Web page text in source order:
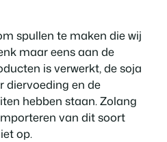
spullen te maken die wij
maar eens aan de
is verwerkt, de soja
diervoeding en de
hebben staan. Zolang
van dit soort
op.